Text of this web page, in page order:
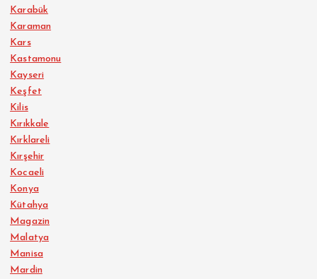
Karabük
Karaman
Kars
Kastamonu
Kayseri
Keşfet
Kilis
Kırıkkale
Kırklareli
Kırşehir
Kocaeli
Konya
Kütahya
Magazin
Malatya
Manisa
Mardin